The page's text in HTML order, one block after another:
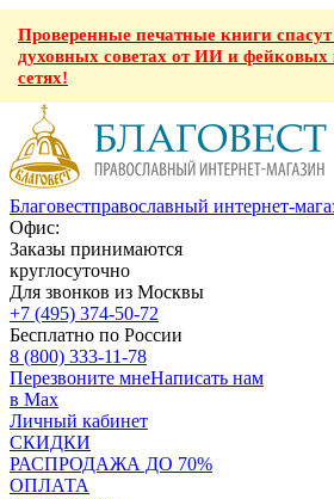
Проверенные печатные книги
духовных советах от ИИ и фейковых
сетях!
Благовестправославный интернет-
Офис:
Заказы принимаются
круглосуточно
Для звонков из Москвы
+7 (495) 374-50-72
Бесплатно по России
8 (800) 333-11-78
Перезвоните мнеНаписать нам
в Max
Личный кабинет
СКИДКИ
РАСПРОДАЖА ДО 70%
ОПЛАТА